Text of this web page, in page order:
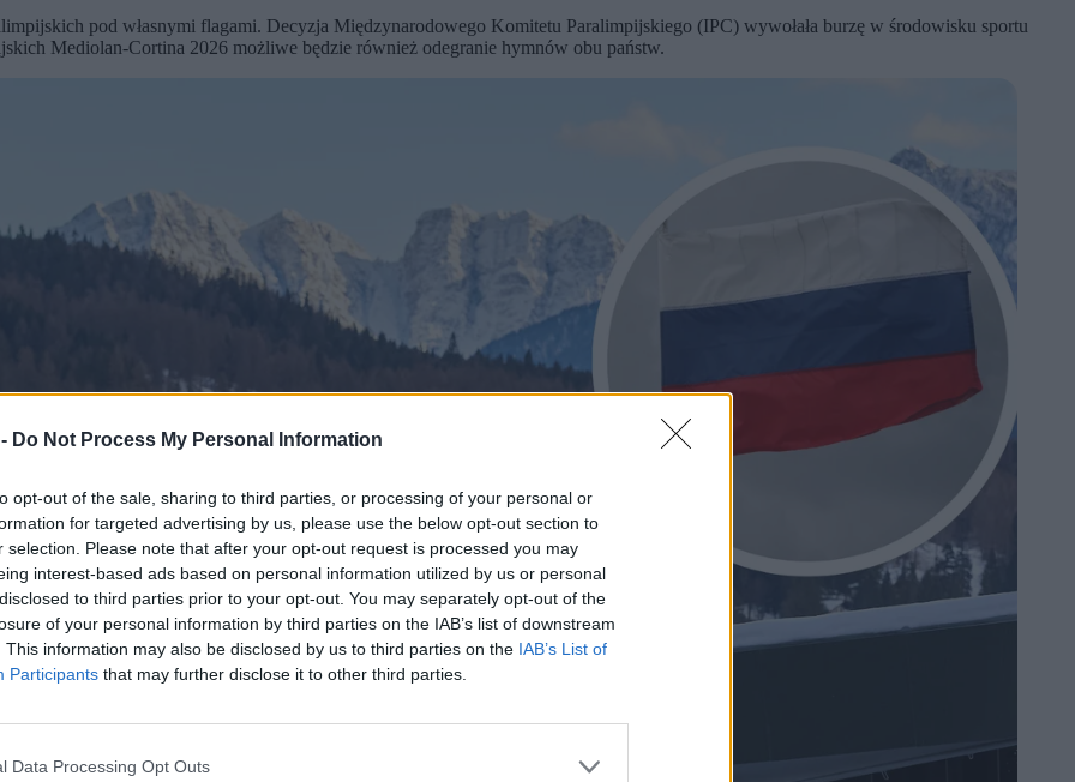
Do Not Process My Personal Information
opt-out of the sale, sharing to third parties, or processing of your personal or
for targeted advertising by us, please use the below opt-out section to
selection. Please note that after your opt-out request is processed you may
interest-based ads based on personal information utilized by us or personal
to third parties prior to your opt-out. You may separately opt-out of the
of your personal information by third parties on the IAB’s list of downstream
This information may also be disclosed by us to third parties on the IAB’s List of
Participants that may further disclose it to other third parties.
Data Processing Opt Outs
pod własnymi flagami. Decyzja Międzynarodowego Komitetu Paralimpijskiego (IPC) wywołała burzę w środowisku sportu
Mediolan-Cortina 2026 możliwe będzie również odegranie hymnów obu państw.